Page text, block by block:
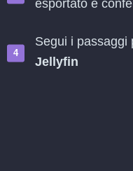
esportato e
Segui i passaggi
Jellyfin